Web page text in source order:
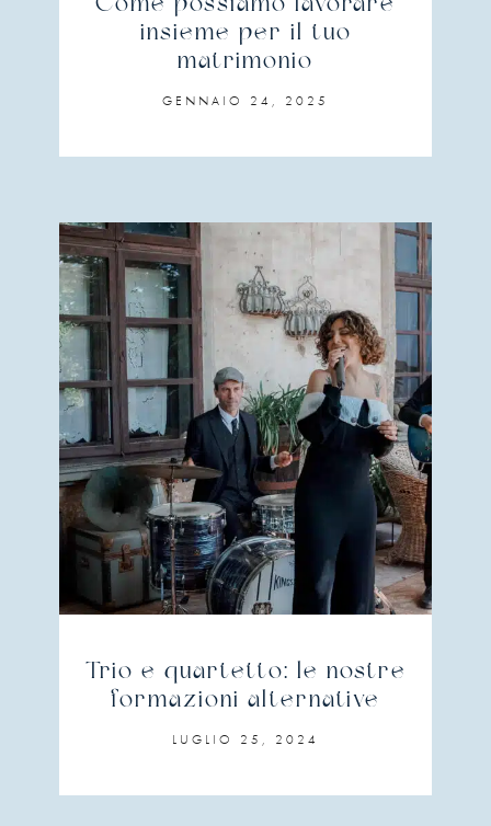
Come possiamo lavorare
insieme per il tuo
matrimonio
GENNAIO 24, 2025
Trio e quartetto: le nostre
formazioni alternative
LUGLIO 25, 2024